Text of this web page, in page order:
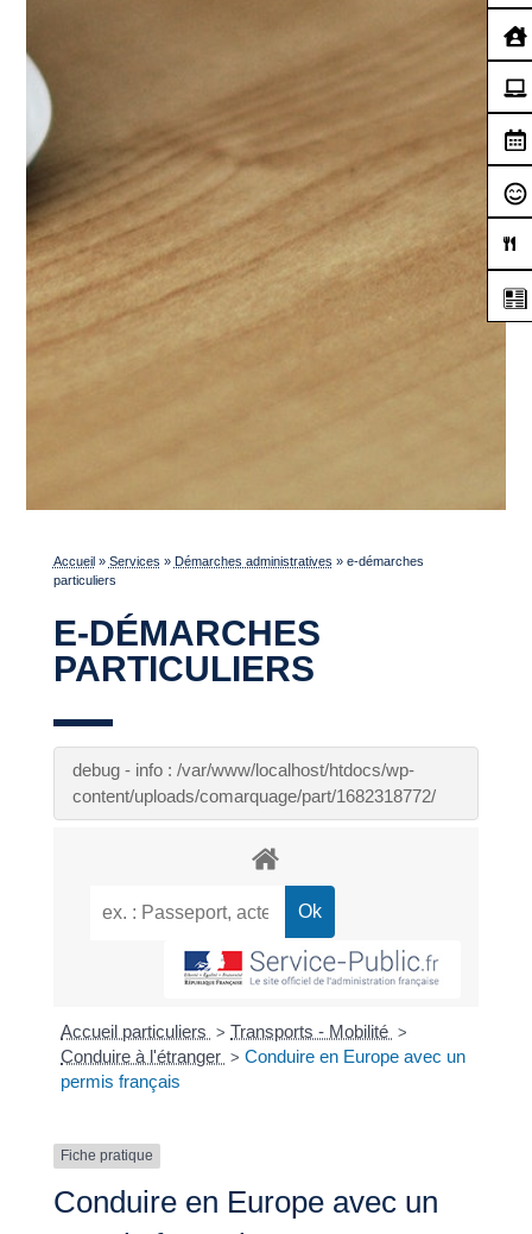
Accueil » Services » Démarches administratives » e-démarches
particuliers
E-DÉMARCHES
PARTICULIERS
debug - info : /var/www/localhost/htdocs/wp-
content/uploads/comarquage/part/1682318772/
Accueil particuliers > Transports - Mobilité >
Conduire à l'étranger > Conduire en Europe avec un
permis français
Fiche pratique
Conduire en Europe avec un